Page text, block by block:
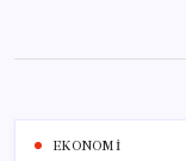
content
EKONOMI